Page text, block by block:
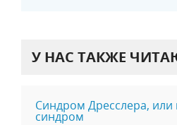
У НАС ТАКЖЕ
Синдром Дресслера, или
синдром